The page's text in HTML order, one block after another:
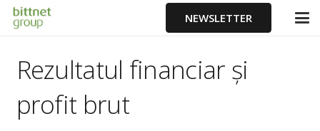
NEWSLETTER
Rezultatul financiar și
profit brut